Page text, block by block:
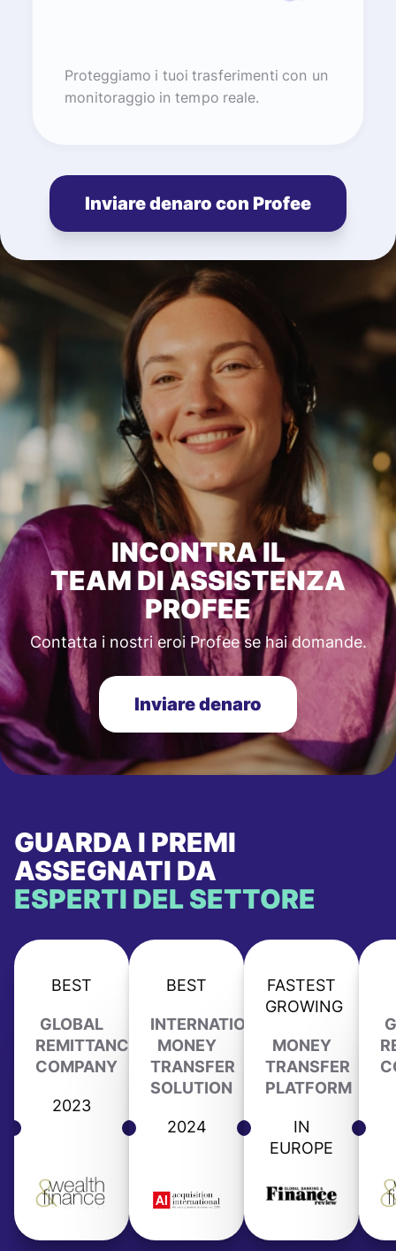
Proteggiamo i tuoi trasferimenti con un
monitoraggio in tempo reale.
Inviare denaro con Profee
INCONTRA IL
TEAM DI ASSISTENZA
PROFEE
Contatta i nostri eroi Profee se hai domande.
Inviare denaro
GUARDA I PREMI
ASSEGNATI DA
ESPERTI DEL SETTORE
BEST
GLOBAL
REMITTANCE
COMPANY
2023
BEST
INTERNATIONAL
MONEY
TRANSFER
SOLUTION
2024
FASTEST
GROWING
MONEY
TRANSFER
PLATFORM
IN
EUROPE